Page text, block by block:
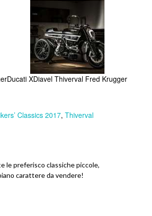
Ducati XDiavel Thiverval Fred Krugger
Classics 2017, Thiverval
le preferisco classiche piccole,
carattere da vendere!